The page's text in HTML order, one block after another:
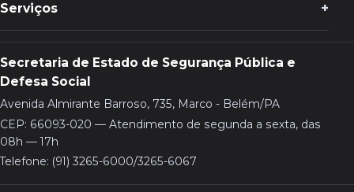
Serviços
Secretaria de Estado de Segurança Pública e
Defesa Social
Avenida Almirante Barroso, 735, Marco - Belém/PA
CEP: 66093-020 — Atendimento de segunda a sexta, das
08h — 17h
Telefone: (91) 3265-6000/3265-6067